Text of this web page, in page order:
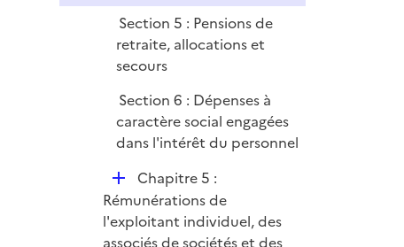
Section 5 : Pensions de
retraite, allocations et
secours
Section 6 : Dépenses à
caractère social engagées
dans l'intérêt du personnel
D
é
p
l
Chapitre 5 :
Rémunérations de
l'exploitant individuel, des
associés de sociétés et des